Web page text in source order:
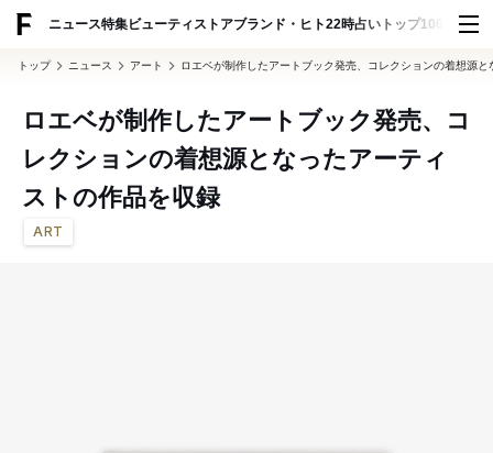
ニュース特集ビューティ ストアブランド・ヒト22時占い トップ100 スナッ
トップ ニュース アート ロエベが制作したアートブック発売、コレクションの着想源
ロエベが制作したアートブック発売、コ
レクションの着想源となったアーティ
ストの作品を収録
ART